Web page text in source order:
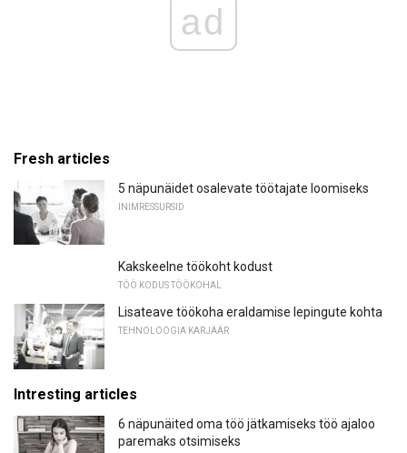
ad
Fresh articles
5 näpunäidet osalevate töötajate loomiseks
INIMRESSURSID
Kakskeelne töökoht kodust
TÖÖ KODUS TÖÖKOHAL
Lisateave töökoha eraldamise lepingute kohta
TEHNOLOOGIA KARJÄÄR
Intresting articles
6 näpunäited oma töö jätkamiseks töö ajaloo
paremaks otsimiseks